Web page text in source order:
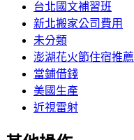
台北國文補習班
新北搬家公司費用
未分類
澎湖花火節住宿推薦
當鋪借錢
美國生產
近視雷射